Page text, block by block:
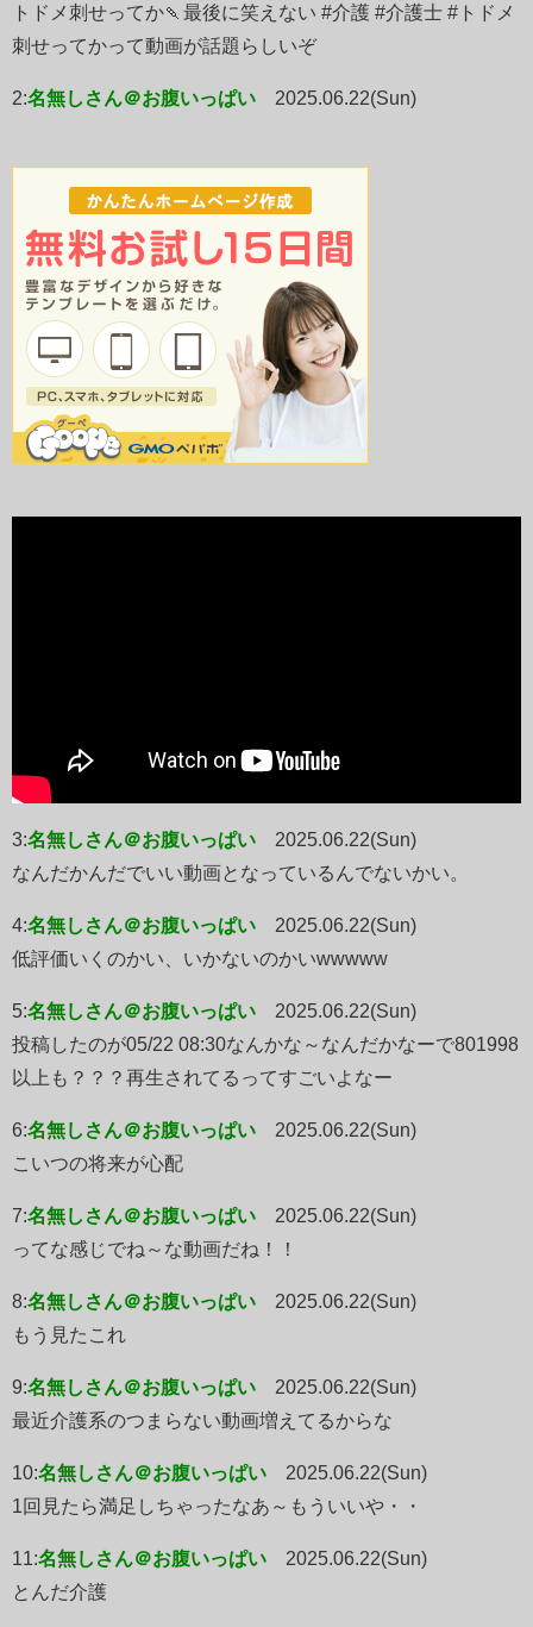
トドメ刺せってか🍡最後に笑えない #介護 #介護士 #トドメ
刺せってかって動画が話題らしいぞ
2:名無しさん＠お腹いっぱい 2025.06.22(Sun)
3:名無しさん＠お腹いっぱい
2025.06.22(Sun)
なんだかんだでいい動画となっているんでないかい。
4:名無しさん＠お腹いっぱい
2025.06.22(Sun)
低評価いくのかい、いかないのかいwwwww
5:名無しさん＠お腹いっぱい
2025.06.22(Sun)
投稿したのが05/22 08:30なんかな～なんだかなーで801998
以上も？？？再生されてるってすごいよなー
6:名無しさん＠お腹いっぱい
2025.06.22(Sun)
こいつの将来が心配
7:名無しさん＠お腹いっぱい
2025.06.22(Sun)
ってな感じでね～な動画だね！！
8:名無しさん＠お腹いっぱい
2025.06.22(Sun)
もう見たこれ
9:名無しさん＠お腹いっぱい
2025.06.22(Sun)
最近介護系のつまらない動画増えてるからな
10:名無しさん＠お腹いっぱい
2025.06.22(Sun)
1回見たら満足しちゃったなあ～もういいや・・
11:名無しさん＠お腹いっぱい
2025.06.22(Sun)
とんだ介護